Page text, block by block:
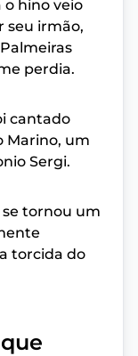
o hino veio
seu irmão,
perdia.
cantado
Marino, um
Sergi.
se tornou um
torcida do